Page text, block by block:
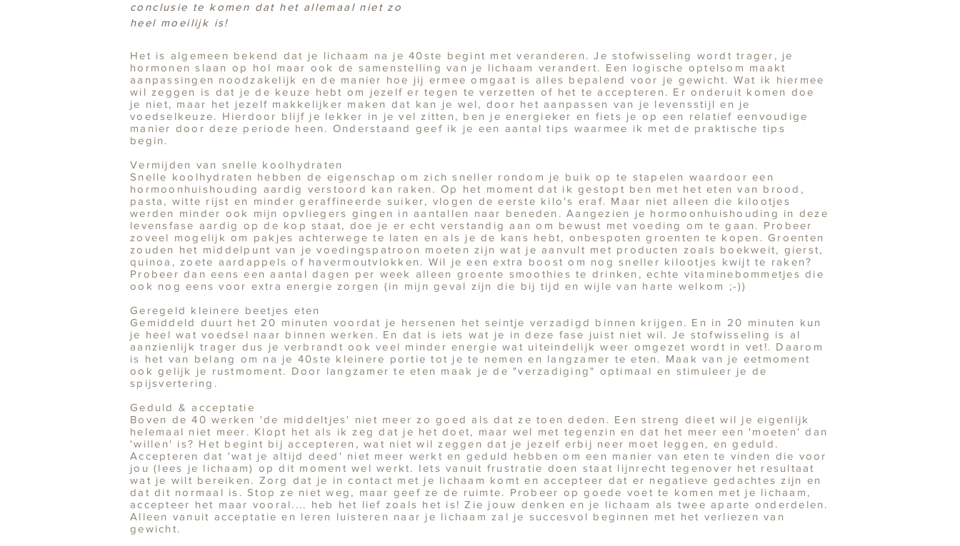
conclusie te komen dat het allemaal niet zo
heel moeilijk is!
Het is algemeen bekend dat je lichaam na je 40ste begint met veranderen. Je stofwisseling wordt trager, je
hormonen slaan op hol maar ook de samenstelling van je lichaam verandert. Een logische optelsom maakt
aanpassingen noodzakelijk en de manier hoe jij ermee omgaat is alles bepalend voor je gewicht. Wat ik hiermee
wil zeggen is dat je de keuze hebt om jezelf er tegen te verzetten of het te accepteren. Er onderuit komen doe
je niet, maar het jezelf makkelijker maken dat kan je wel, door het aanpassen van je levensstijl en je
voedselkeuze. Hierdoor blijf je lekker in je vel zitten, ben je energieker en fiets je op een relatief eenvoudige
manier door deze periode heen. Onderstaand geef ik je een aantal tips waarmee ik met de praktische tips
begin.
Vermijden van snelle koolhydraten
Snelle koolhydraten hebben de eigenschap om zich sneller rondom je buik op te stapelen waardoor een
hormoonhuishouding aardig verstoord kan raken. Op het moment dat ik gestopt ben met het eten van brood,
pasta, witte rijst en minder geraffineerde suiker, vlogen de eerste kilo's eraf. Maar niet alleen die kilootjes
werden minder ook mijn opvliegers gingen in aantallen naar beneden. Aangezien je hormoonhuishouding in deze
levensfase aardig op de kop staat, doe je er echt verstandig aan om bewust met voeding om te gaan. Probeer
zoveel mogelijk om pakjes achterwege te laten en als je de kans hebt, onbespoten groenten te kopen. Groenten
zouden het middelpunt van je voedingspatroon moeten zijn wat je aanvult met producten zoals boekweit, gierst,
quinoa, zoete aardappels of havermoutvlokken. Wil je een extra boost om nog sneller kilootjes kwijt te raken?
Probeer dan eens een aantal dagen per week alleen groente smoothies te drinken, echte vitaminebommetjes die
ook nog eens voor extra energie zorgen (in mijn geval zijn die bij tijd en wijle van harte welkom ;-))
Geregeld kleinere beetjes eten
Gemiddeld duurt het 20 minuten voordat je hersenen het seintje verzadigd binnen krijgen. En in 20 minuten kun
je heel wat voedsel naar binnen werken. En dat is iets wat je in deze fase juist niet wil. Je stofwisseling is al
aanzienlijk trager dus je verbrandt ook veel minder energie wat uiteindelijk weer omgezet wordt in vet!. Daarom
is het van belang om na je 40ste kleinere portie tot je te nemen en langzamer te eten. Maak van je eetmoment
ook gelijk je rustmoment. Door langzamer te eten maak je de "verzadiging" optimaal en stimuleer je de
spijsvertering.
Geduld & acceptatie
Boven de 40 werken 'de middeltjes' niet meer zo goed als dat ze toen deden. Een streng dieet wil je eigenlijk
helemaal niet meer. Klopt het als ik zeg dat je het doet, maar wel met tegenzin en dat het meer een 'moeten' dan
'willen' is? Het begint bij accepteren, wat niet wil zeggen dat je jezelf erbij neer moet leggen, en geduld.
Accepteren dat 'wat je altijd deed' niet meer werkt en geduld hebben om een manier van eten te vinden die voor
jou (lees je lichaam) op dit moment wel werkt. Iets vanuit frustratie doen staat lijnrecht tegenover het resultaat
wat je wilt bereiken. Zorg dat je in contact met je lichaam komt en accepteer dat er negatieve gedachtes zijn en
dat dit normaal is. Stop ze niet weg, maar geef ze de ruimte. Probeer op goede voet te komen met je lichaam,
accepteer het maar vooral.... heb het lief zoals het is! Zie jouw denken en je lichaam als twee aparte onderdelen.
Alleen vanuit acceptatie en leren luisteren naar je lichaam zal je succesvol beginnen met het verliezen van
gewicht.